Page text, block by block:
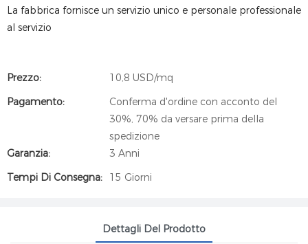
La fabbrica fornisce un servizio unico e personale professionale
al servizio
Prezzo:
10,8 USD/mq
Pagamento:
Conferma d'ordine con acconto del
30%, 70% da versare prima della
spedizione
Garanzia:
3 Anni
Tempi Di Consegna:
15 Giorni
Dettagli Del Prodotto